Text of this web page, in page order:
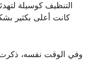
التنظيف كوسيلة
كانت أعلى بكثير
وفي الوقت نفسه، ذكرت